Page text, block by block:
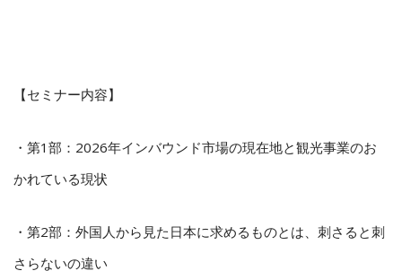
【セミナー内容】
・第1部：2026年インバウンド市場の現在地と観光事業のお
かれている現状
・第2部：外国人から見た日本に求めるものとは、刺さると刺
さらないの違い